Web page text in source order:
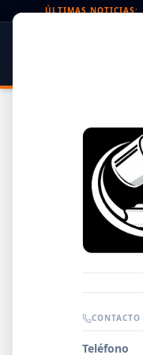
ÚLTIMAS NOTICIAS:
rechazados en alza: la
CONTACTO
Teléfono